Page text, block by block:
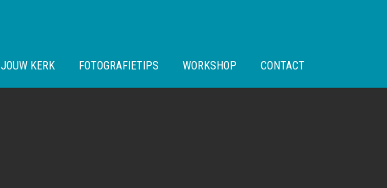
JOUW KERK FOTOGRAFIETIPS WORKSHOP CONTACT